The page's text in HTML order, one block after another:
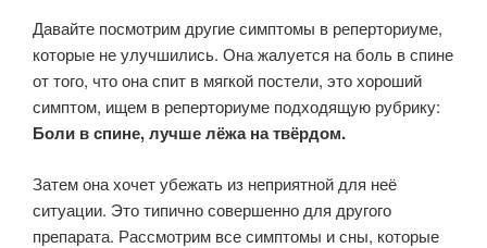
Давайте посмотрим другие симптомы в реперториуме,
которые не улучшились. Она жалуется на боль в спине
от того, что она спит в мягкой постели, это хороший
симптом, ищем в реперториуме подходящую рубрику:
Боли в спине, лучше лёжа на твёрдом.
Затем она хочет убежать из неприятной для неё
ситуации. Это типично совершенно для другого
препарата. Рассмотрим все симптомы и сны, которые